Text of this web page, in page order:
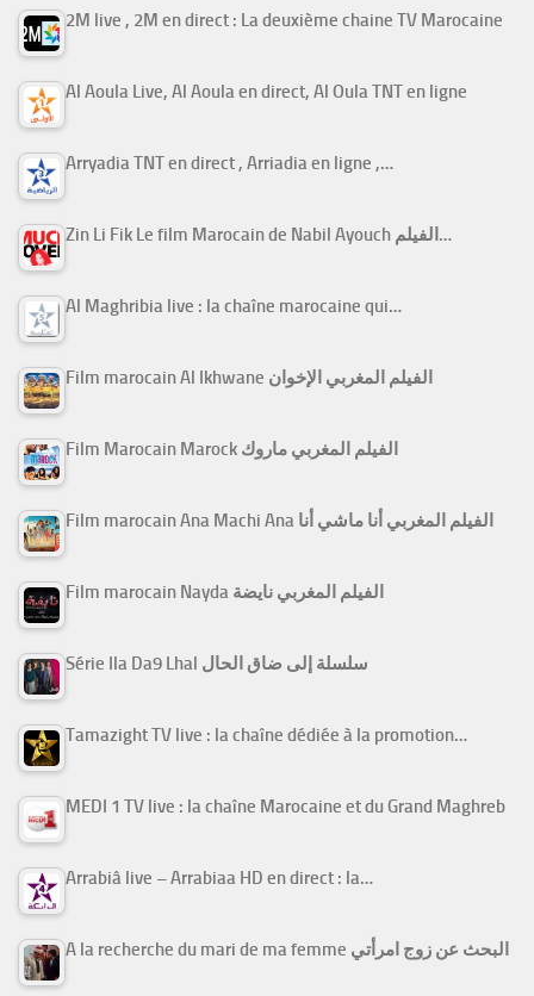
2M live , 2M en direct : La deuxième chaine TV Marocaine
Al Aoula Live, Al Aoula en direct, Al Oula TNT en ligne
Arryadia TNT en direct , Arriadia en ligne ,…
Zin Li Fik Le film Marocain de Nabil Ayouch الفيلم…
Al Maghribia live : la chaîne marocaine qui…
Film marocain Al Ikhwane الفيلم المغربي الإخوان
Film Marocain Marock الفيلم المغربي ماروك
Film marocain Ana Machi Ana الفيلم المغربي أنا ماشي أنا
Film marocain Nayda الفيلم المغربي نايضة
Série Ila Da9 Lhal سلسلة إلى ضاق الحال
Tamazight TV live : la chaîne dédiée à la promotion…
MEDI 1 TV live : la chaîne Marocaine et du Grand Maghreb
Arrabiâ live – Arrabiaa HD en direct : la…
A la recherche du mari de ma femme البحث عن زوج امرأتي